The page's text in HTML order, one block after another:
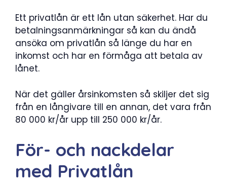
Ett privatlån är ett lån utan säkerhet. Har du
betalningsanmärkningar så kan du ändå
ansöka om privatlån så länge du har en
inkomst och har en förmåga att betala av
lånet.
När det gäller årsinkomsten så skiljer det sig
från en långivare till en annan, det vara från
80 000 kr/år upp till 250 000 kr/år.
För- och nackdelar
med Privatlån